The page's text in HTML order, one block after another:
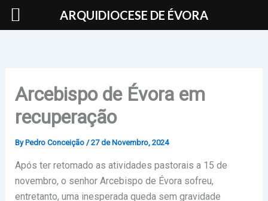
Skip
Arcebispo de Évora em
recuperação
By Pedro Conceição /27 de Novembro, 2024
Após ter retomado as atividades pastorais a 15 de
novembro, o senhor Arcebispo de Évora sofreu,
entretanto, uma inesperada queda sem gravidade
ARQUIDIOCESE DE ÉVORA